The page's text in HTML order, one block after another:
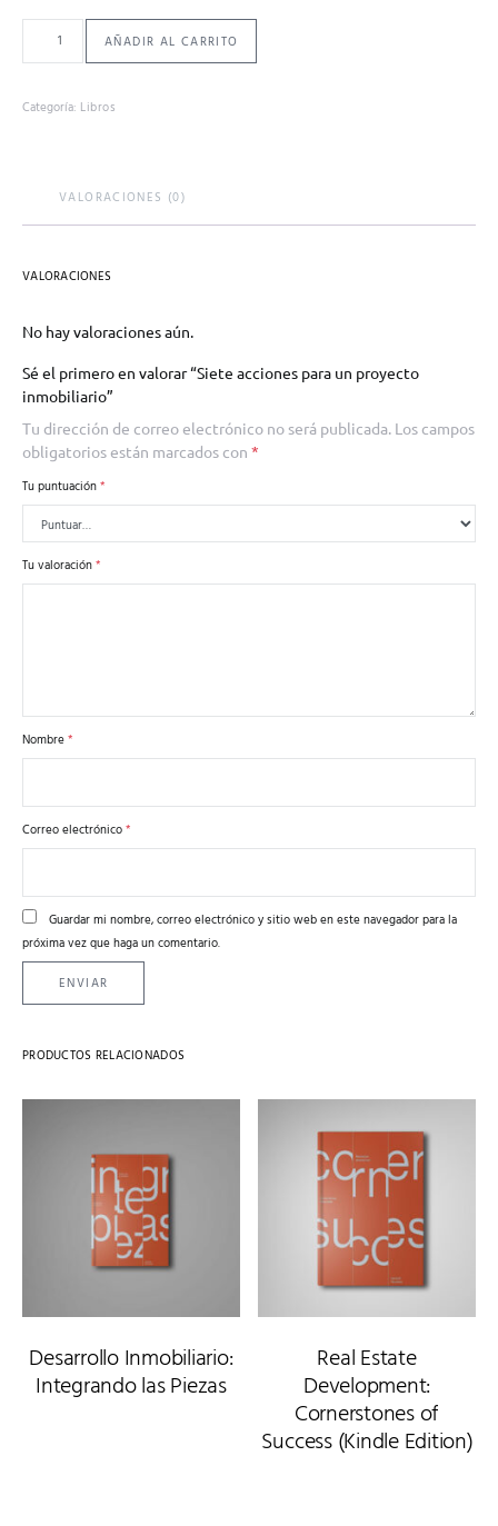
Siete acciones para un proyecto inmobiliario cantidad
AÑADIR AL CARRITO
Categoría: Libros
VALORACIONES (0)
VALORACIONES
No hay valoraciones aún.
Sé el primero en valorar “Siete acciones para un proyecto
inmobiliario”
Tu dirección de correo electrónico no será publicada. Los campos
obligatorios están marcados con *
Tu puntuación*
Tu valoración*
Nombre*
Correo electrónico*
Guardar mi nombre, correo electrónico y sitio web en este navegador para la
próxima vez que haga un comentario.
PRODUCTOS RELACIONADOS
Desarrollo Inmobiliario:
Integrando las Piezas
Real Estate
Development:
Cornerstones of
Success (Kindle Edition)